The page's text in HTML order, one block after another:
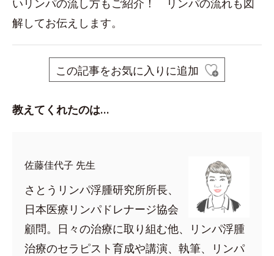
いリンパの流し方もご紹介！ リンパの流れも図
解してお伝えします。
この記事をお気に入りに追加
教えてくれたのは…
佐藤佳代子 先生
さとうリンパ浮腫研究所所長、
日本医療リンパドレナージ協会
顧問。日々の治療に取り組む他、リンパ浮腫
治療のセラピスト育成や講演、執筆、リンパ